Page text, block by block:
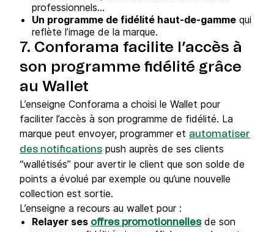
professionnels…
Un programme de fidélité haut-de-gamme qui
reflète l’image de la marque.
7. Conforama facilite l’accès à
son programme fidélité grâce
au Wallet
L’enseigne Conforama a choisi le Wallet pour
faciliter l’accès à son programme de fidélité. La
marque peut envoyer, programmer et automatiser
des notifications push auprès de ses clients
“wallétisés” pour avertir le client que son solde de
points a évolué par exemple ou qu’une nouvelle
collection est sortie.
L’enseigne a recours au wallet pour :
Relayer ses offres promotionnellesde son